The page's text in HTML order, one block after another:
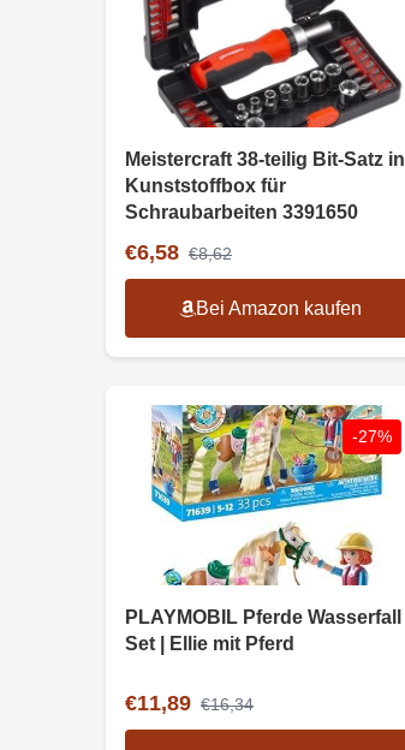
Meistercraft 38-teilig Bit-Satz in
Kunststoffbox für
Schraubarbeiten 3391650
€6,58 €8,62
Bei Amazon kaufen
-27%
PLAYMOBIL Pferde Wasserfall
Set | Ellie mit Pferd
€11,89 €16,34